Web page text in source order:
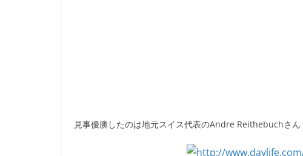
見事優勝したのは地元スイス代表のAndre Reithebuchさん